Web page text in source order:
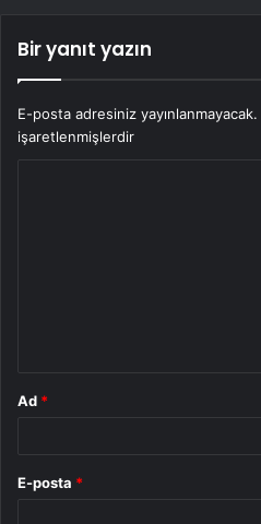
Bir yanıt yazın
E-posta adresiniz yayınlanmayacak.
işaretlenmişlerdir
Ad *
E-posta *